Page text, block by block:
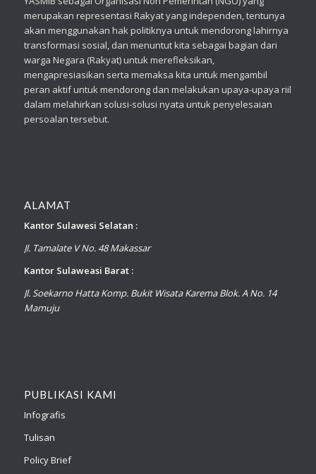
merupakan representasi Rakyat yang independen, tentunya
akan menggunakan hak politiknya untuk mendorong lahirnya
transformasi sosial, dan menuntut kita sebagai bagian dari
warga Negara (Rakyat) untuk merefleksikan,
mengapresiasikan serta memaksa kita untuk mengambil
peran aktif untuk mendorong dan melakukan upaya-upaya riil
dalam melahirkan solusi-solusi nyata untuk penyelesaian
persoalan tersebut.
ALAMAT
Kantor Sulawesi Selatan :
Jl. Tamalate V No. 48 Makassar
Kantor Sulaweasi Barat :
Jl. Soekarno Hatta Komp. Bukit Wisata Karema Blok. A No. 14
Mamuju
PUBLIKASI KAMI
Infografis
Tulisan
Policy Brief